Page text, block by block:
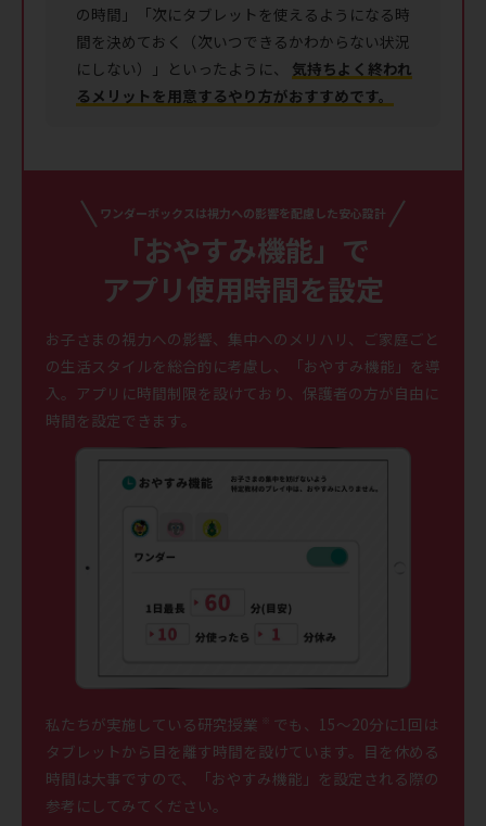
の時間」「次にタブレットを使えるようになる時
間を決めておく（次いつできるかわからない状況
にしない）」といったように、 気持ちよく終われ
るメリットを用意するやり方がおすすめです。
ワンダーボックスは視力への影響を配慮した安心設計
「おやすみ機能」で
アプリ使用時間を設定
お子さまの視力への影響、集中へのメリハリ、ご家庭ごと
の生活スタイルを総合的に考慮し、「おやすみ機能」を導
入。アプリに時間制限を設けており、保護者の方が自由に
時間を設定できます。
私たちが実施している研究授業
でも、15〜20分に1回は
タブレットから目を離す時間を設けています。目を休める
時間は大事ですので、「おやすみ機能」を設定される際の
参考にしてみてください。